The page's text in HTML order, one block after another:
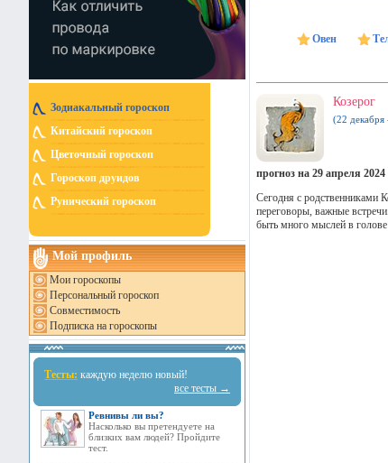
Зодиакальный гороскоп
Китайский гороскоп
Цветочный гороскоп
Гороскоп друидов
Рунический гороскоп
Мой профиль
Мои гороскопы
Персональный гороскоп
Совместимость
Подписка на гороскопы
Тесты: каждую неделю новый!
все тесты →
Ревнивы ли вы?
Насколько вы претендуете на
близких вам людей? Пройдите
тест.
Овен
Козерог
(22 декабря
прогноз на 29 апреля 2024
Сегодня с родственниками
переговоры, важные
быть много мыслей в